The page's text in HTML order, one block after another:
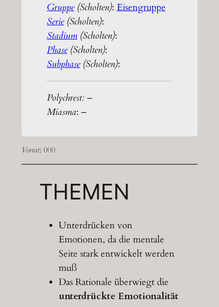
Gruppe(Scholten): Eisengruppe
Serie(Scholten):
Stadium(Scholten):
Phase(Scholten):
Subphase (Scholten):
Polychrest: –
Miasma: –
Vorrat: 000
THEMEN
Unterdrücken von
Emotionen, da die mentale
Seite stark entwickelt werden
muß
Das Rationale überwiegt die
unterdrückte Emotionalität